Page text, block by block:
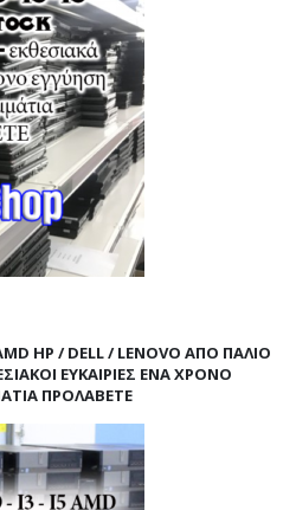
HP / DELL / LENOVO ΑΠΟ ΠΑΛΙΌ
ΕΥΚΑΙΡΊΕΣ ΈΝΑ ΧΡΌΝΟ
ΠΡΟΛΑΒΕΤΕ